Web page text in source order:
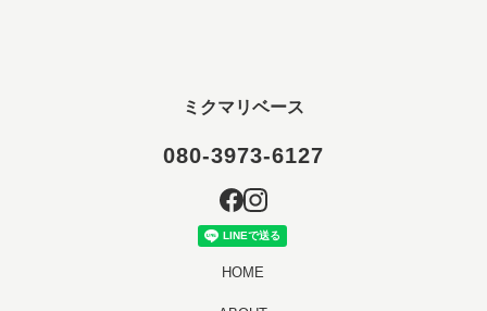
ミクマリベース
080-3973-6127
HOME